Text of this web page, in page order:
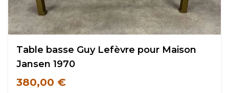
Table basse Guy Lefèvre pour Maison
Jansen 1970
380,00 €